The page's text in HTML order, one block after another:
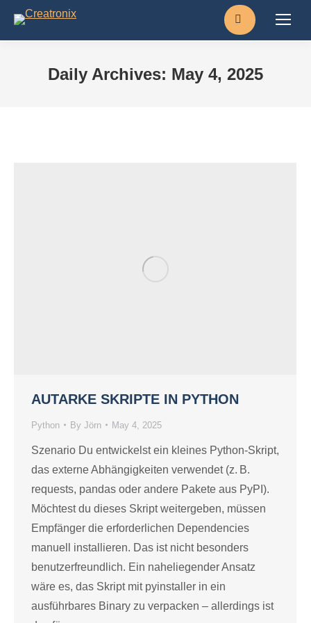
Search:
Daily Archives: May 4, 2025
AUTARKE SKRIPTE IN PYTHON
Python By Jörn May 4, 2025
Szenario Du entwickelst ein kleines Python-Skript,
das externe Abhängigkeiten verwendet (z. B.
requests, pandas oder andere Pakete aus PyPI).
Möchtest du dieses Skript weitergeben, müssen
Empfänger die erforderlichen Dependencies
manuell installieren. Das ist nicht besonders
benutzerfreundlich. Ein naheliegender Ansatz
wäre es, das Skript mit pyinstaller in ein
ausführbares Binary zu verpacken – allerdings ist